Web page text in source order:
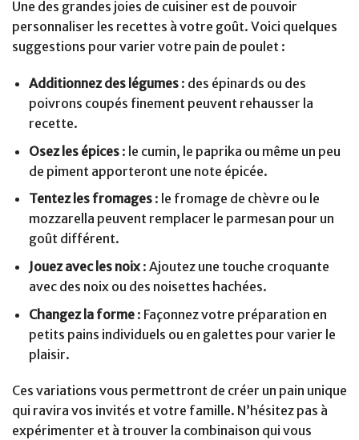
Une des grandes joies de cuisiner est de pouvoir
personnaliser les recettes à votre goût. Voici quelques
suggestions pour varier votre pain de poulet :
Additionnez des légumes: des épinards ou des
poivrons coupés finement peuvent rehausser la
recette.
Osez les épices: le cumin, le paprika ou même un peu
de piment apporteront une note épicée.
Tentez les fromages: le fromage de chèvre ou le
mozzarella peuvent remplacer le parmesan pour un
goût différent.
Jouez avec les noix: Ajoutez une touche croquante
avec des noix ou des noisettes hachées.
Changez la forme: Façonnez votre préparation en
petits pains individuels ou en galettes pour varier le
plaisir.
Ces variations vous permettront de créer un pain unique
qui ravira vos invités et votre famille. N’hésitez pas à
expérimenter et à trouver la combinaison qui vous